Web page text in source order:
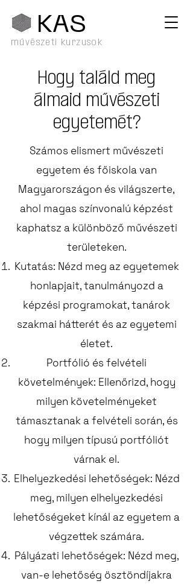
művészeti kurzusok
KAS
Hogy találd meg
álmaid művészeti
egyetemét?
Számos elismert művészeti
egyetem és főiskola van
Magyarországon és világszerte,
ahol magas színvonalú képzést
kaphatsz a különböző művészeti
területeken.
Kutatás: Nézd meg az egyetemek
honlapjait, tanulmányozd a
képzési programokat, tanárok
szakmai hátterét és az egyetemi
életet.
Portfólió és felvételi
követelmények: Ellenőrizd, hogy
milyen követelményeket
támasztanak a felvételi során, és
hogy milyen típusú portfóliót
várnak el.
Elhelyezkedési lehetőségek: Nézd
meg, milyen elhelyezkedési
lehetőségeket kínál az egyetem a
végzettek számára.
Pályázati lehetőségek: Nézd meg,
van-e lehetőség ösztöndíjakra